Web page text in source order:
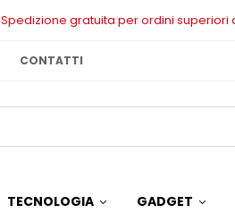
Spedizione gratuita per ordini superiori
CONTATTI
TECNOLOGIA GADGET